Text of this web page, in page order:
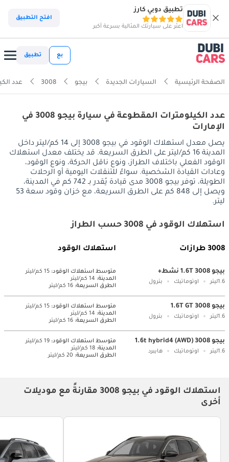
تطبيق دوبي كارز
اعثر على سيارتك المثالية بسرعة أكبر
افتح التطبيق
بع تطبيق
الصفحة الرئيسية السيارات الجديدة بيجو 3008 عدد
عدد الكيلومترات المقطوعة في سيارة بيجو 3008 في
الإمارات
يصل معدل استهلاك الوقود في بيجو 3008 إلى 14 كم/ليتر داخل
المدينة 16 كم/ليتر على الطرق السريعة. قد يختلف معدل استهلاك
الوقود الفعلي باختلاف الطراز، ونوع ناقل الحركة، ونوع الوقود،
وعادات القيادة الشخصية. سواءً للتنقلات اليومية أو الرحلات
الطويلة، توفر بيجو 3008 مدى قيادة يُقدر بـ 742 كم في المدينة،
ويصل إلى 848 كم على الطرق السريعة، مع خزان وقود سعة 53
ليتر.
استهلاك الوقود في 3008 حسب الطراز
3008 طرازات استهلاك الوقود
بيجو 3008 1.6T نشط+
1.6ليتر اوتوماتيك بترول
متوسط ​​استهلاك الوقود: 15 كم/ليتر
المدينة: 14 كم/ليتر
الطرق السريعة: 16 كم/ليتر
بيجو 3008 1.6T GT
1.6ليتر اوتوماتيك بترول
متوسط ​​استهلاك الوقود: 15 كم/ليتر
المدينة: 14 كم/ليتر
الطرق السريعة: 16 كم/ليتر
بيجو 3008 1.6t hybrid4 (AWD)
1.6ليتر اوتوماتيك هايبرد
متوسط ​​استهلاك الوقود: 19 كم/ليتر
المدينة: 18 كم/ليتر
الطرق السريعة: 20 كم/ليتر
استهلاك الوقود في بيجو 3008 مقارنةً مع موديلات
أخرى